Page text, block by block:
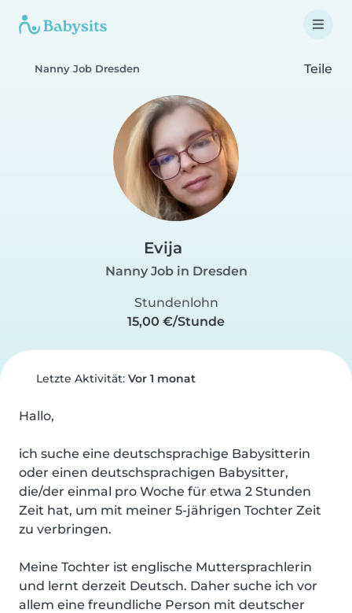
Nanny Job Dresden Teile
Evija
Nanny Job in Dresden
Stundenlohn
15,00 €/Stunde
Letzte Aktivität: Vor 1 monat
Hallo,
ich suche eine deutschsprachige Babysitterin
oder einen deutschsprachigen Babysitter,
die/der einmal pro Woche für etwa 2 Stunden
Zeit hat, um mit meiner 5-jährigen Tochter Zeit
zu verbringen.
Meine Tochter ist englische Muttersprachlerin
und lernt derzeit Deutsch. Daher suche ich vor
allem eine freundliche Person mit deutscher